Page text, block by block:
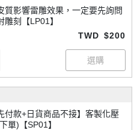
質影響雷雕效果，一定要先詢問
刻【LP01】
TWD $200
付款+日貨商品不接】客製化壓
單)【SP01】